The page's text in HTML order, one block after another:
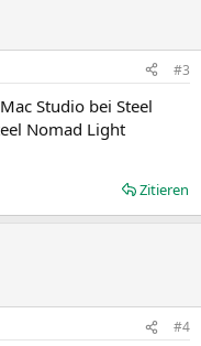
#3
Studio bei Steel
Nomad Light
Zitieren
#4